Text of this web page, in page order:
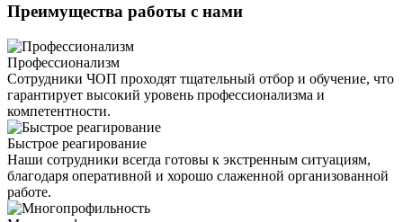
Преимущества работы с нами
Профессионализм
Сотрудники ЧОП проходят тщательный отбор и обучение, что
гарантирует высокий уровень профессионализма и
компетентности.
Быстрое реагирование
Наши сотрудники всегда готовы к экстренным ситуациям,
благодаря оперативной и хорошо слаженной организованной
работе.